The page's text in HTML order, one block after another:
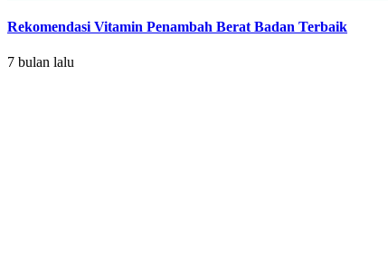
Rekomendasi Vitamin Penambah Berat Badan Terbaik
7 bulan lalu